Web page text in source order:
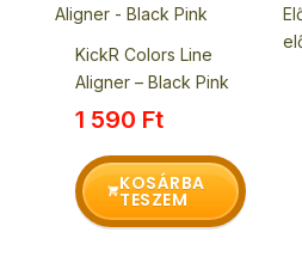
KickR Colors Line
Aligner – Black Pink
1 590 Ft
KOSÁRBA
TESZEM